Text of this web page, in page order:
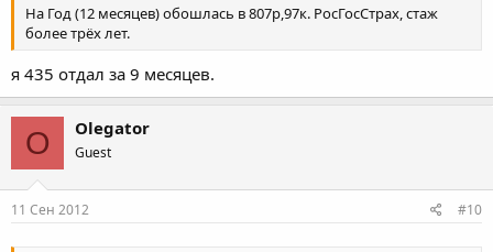
На Год (12 месяцев) обошлась в 807р,97к. РосГосСтрах, стаж
более трёх лет.
я 435 отдал за 9 месяцев.
O Olegator
Guest
11 Сен 2012 #10